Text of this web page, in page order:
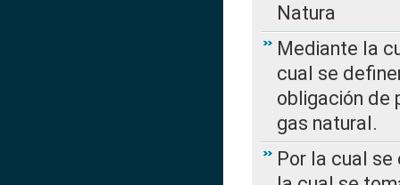
Natura
Mediante la
cual se
obligación de
gas natural.
Por la cual se